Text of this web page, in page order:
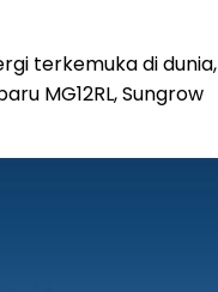
terkemuka di dunia,
MG12RL, Sungrow